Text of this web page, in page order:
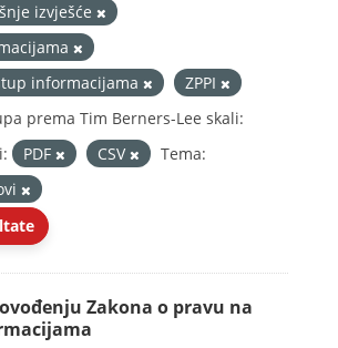
izvješće
informacijama
ZPPI
prema Tim Berners-Lee skali:
PDF CSV
Tema:
Zakona o pravu na